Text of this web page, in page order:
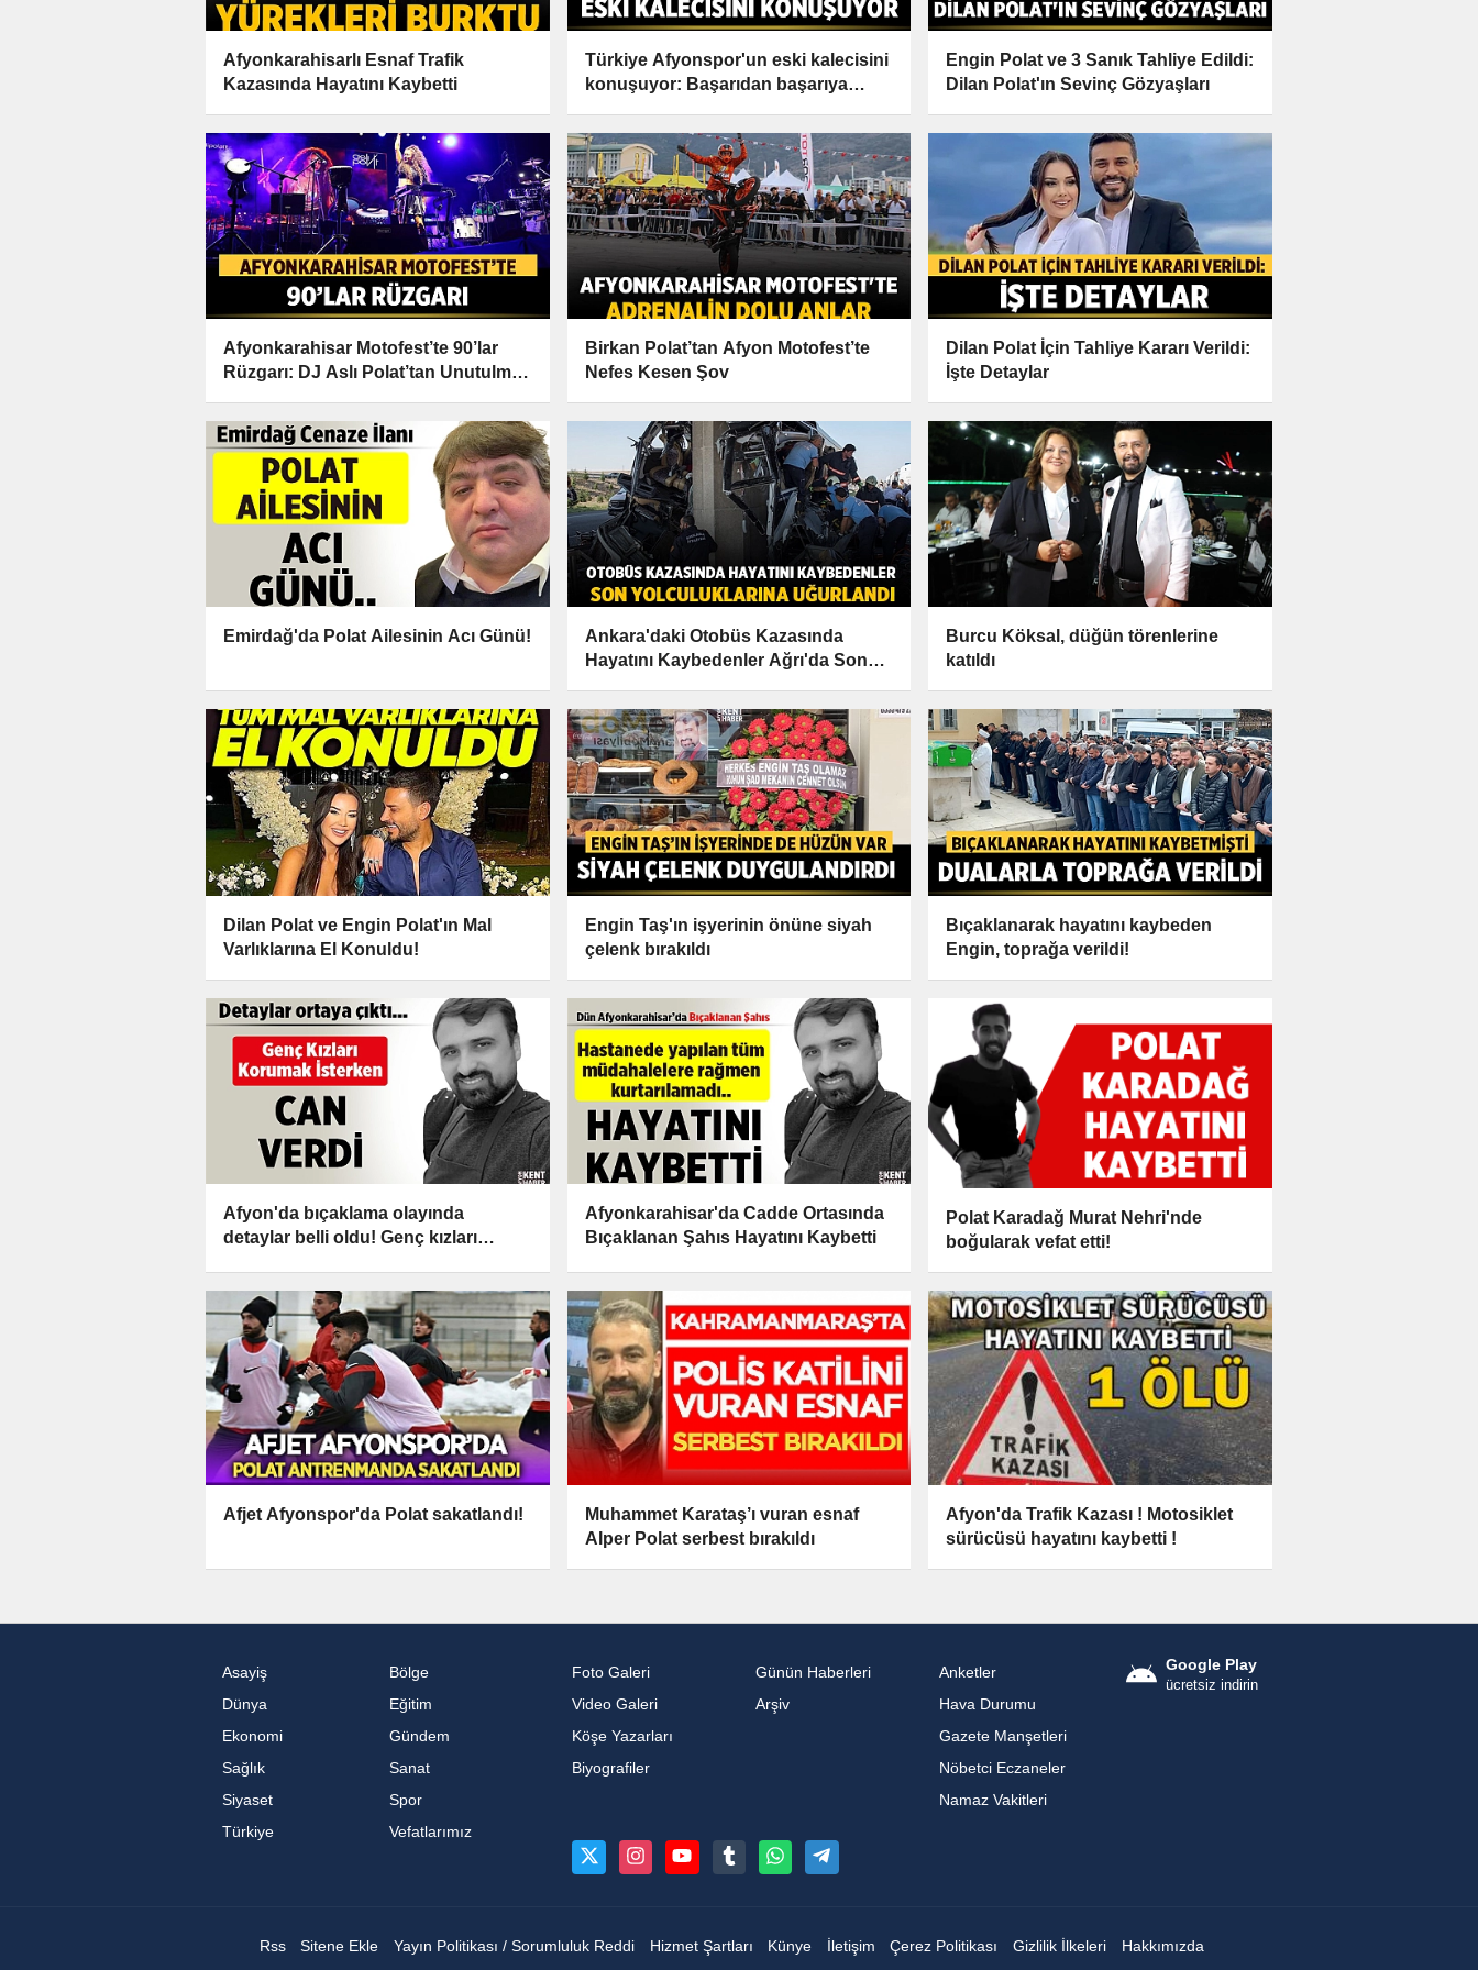
Afyonkarahisarlı Esnaf Trafik
Kazasında Hayatını Kaybetti
Türkiye Afyonspor'un eski kalecisini
konuşuyor: Başarıdan başarıya
Engin Polat ve 3 Sanık Tahliye Edildi:
Dilan Polat'ın Sevinç Gözyaşları
Afyonkarahisar Motofest’te 90’lar
Rüzgarı: DJ Aslı Polat’tan Unutulmaz
Birkan Polat’tan Afyon Motofest’te
Nefes Kesen Şov
Dilan Polat İçin Tahliye Kararı Verildi:
İşte Detaylar
Emirdağ'da Polat Ailesinin Acı Günü!
Ankara'daki Otobüs Kazasında
Hayatını Kaybedenler Ağrı'da Son
Burcu Köksal, düğün törenlerine
katıldı
Dilan Polat ve Engin Polat'ın Mal
Varlıklarına El Konuldu!
Engin Taş'ın işyerinin önüne siyah
çelenk bırakıldı
Bıçaklanarak hayatını kaybeden
Engin, toprağa verildi!
Afyon'da bıçaklama olayında
detaylar belli oldu! Genç kızları
Afyonkarahisar'da Cadde Ortasında
Bıçaklanan Şahıs Hayatını Kaybetti
Polat Karadağ Murat Nehri'nde
boğularak vefat etti!
Afjet Afyonspor'da Polat sakatlandı!
Muhammet Karataş’ı vuran esnaf
Alper Polat serbest bırakıldı
Afyon'da Trafik Kazası ! Motosiklet
sürücüsü hayatını kaybetti !
Asayiş
Bölge
Dünya
Eğitim
Ekonomi
Gündem
Sağlık
Sanat
Siyaset
Spor
Türkiye
Vefatlarımız
Foto Galeri
Video Galeri
Köşe Yazarları
Biyografiler
Günün Haberleri
Arşiv
Anketler
Hava Durumu
Gazete Manşetleri
Nöbetci Eczaneler
Namaz Vakitleri
Google Play
ücretsiz indirin
Rss Sitene Ekle Yayın Politikası / Sorumluluk Reddi Hizmet Şartları Künye İletişim Çerez Politikası Gizlilik İlkeleri Hakkımızda